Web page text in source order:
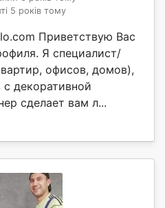
5 років тому
Приветствую Вас
Я специалист/
офисов, домов),
декоративной
сделает вам л...